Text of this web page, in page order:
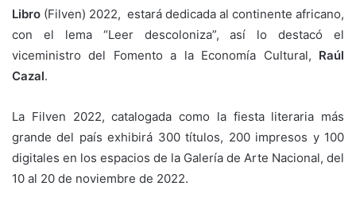
Libro (Filven) 2022, estará dedicada al continente africano,
con el lema “Leer descoloniza”, así lo destacó el
viceministro del Fomento a la Economía Cultural, Raúl
Cazal.
La Filven 2022, catalogada como la fiesta literaria más
grande del país exhibirá 300 títulos, 200 impresos y 100
digitales en los espacios de la Galería de Arte Nacional, del
10 al 20 de noviembre de 2022.